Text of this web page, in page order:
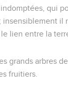
qui
insensiblement il
lien entre la
grands arbres
fruitiers.